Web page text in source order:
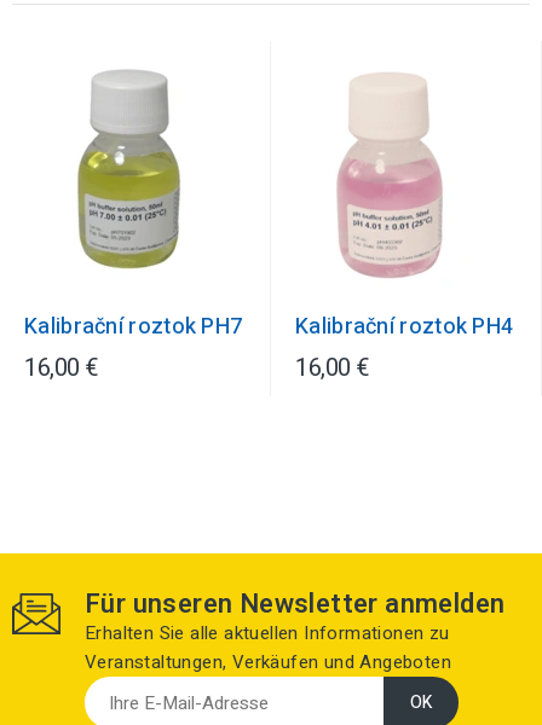
Kalibrační roztok PH7
16,00 €
Kalibrační roztok PH4
16,00 €
Für unseren Newsletter anmelden
Erhalten Sie alle aktuellen Informationen zu
Veranstaltungen, Verkäufen und Angeboten